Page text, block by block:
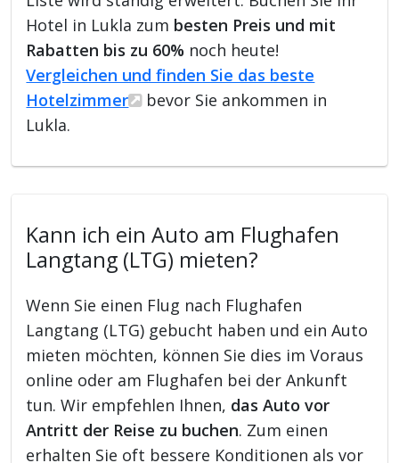
Hotel in Lukla zum besten Preis und mit
Rabatten bis zu 60% noch heute!
Vergleichen und finden Sie das beste
Hotelzimmer
bevor Sie ankommen in
Lukla.
Kann ich ein Auto am Flughafen
Langtang (LTG) mieten?
Wenn Sie einen Flug nach Flughafen
Langtang (LTG) gebucht haben und ein Auto
mieten möchten, können Sie dies im Voraus
online oder am Flughafen bei der Ankunft
tun. Wir empfehlen Ihnen, das Auto vor
Antritt der Reise zu buchen. Zum einen
erhalten Sie oft bessere Konditionen als vor